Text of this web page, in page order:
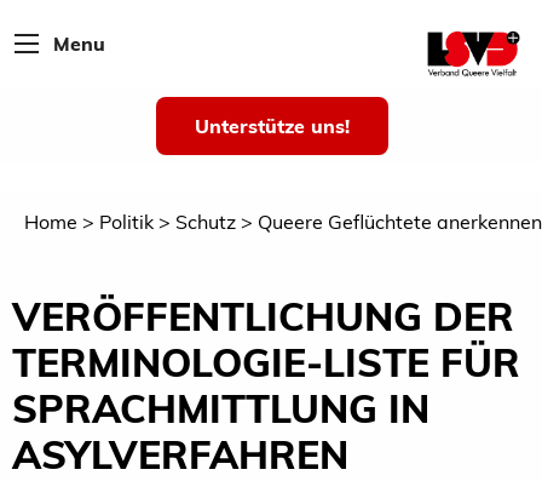
Menu
Unterstütze uns!
Home Politik Schutz Queere Geflüchtete anerkennen
VERÖFFENTLICHUNG DER
TERMINOLOGIE-LISTE FÜR
SPRACHMITTLUNG IN
ASYLVERFAHREN